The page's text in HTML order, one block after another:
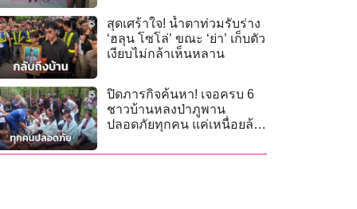
สุดเศร้าใจ! น้ำตาท่วมรับร่าง
‘ฮลุน โซโล่’ ขณะ ‘ย่า’ เก็บตัว
เงียบไม่กล้าเห็นหลาน
ปิดภารกิจค้นหา! เจอครบ 6
ชาวบ้านหลงป่าภูพาน
ปลอดภัยทุกคน แค่เหนื่อยล้า-